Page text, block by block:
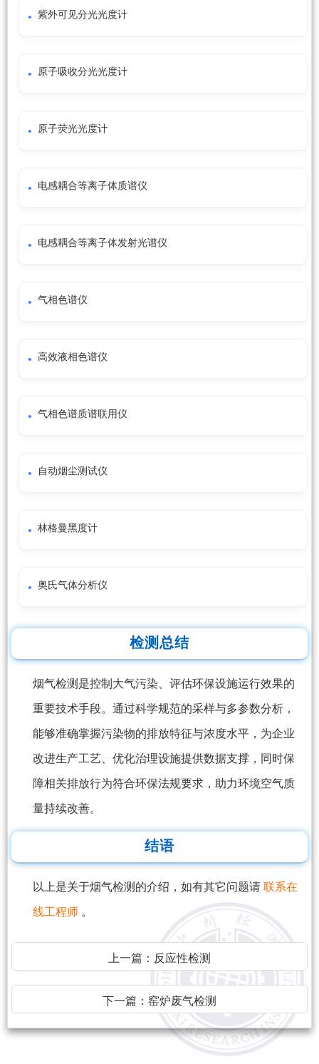
紫外可见分光光度计
原子吸收分光光度计
原子荧光光度计
电感耦合等离子体质谱仪
电感耦合等离子体发射光谱仪
气相色谱仪
高效液相色谱仪
气相色谱质谱联用仪
自动烟尘测试仪
林格曼黑度计
奥氏气体分析仪
检测总结
烟气检测是控制大气污染、评估环保设施运行效果的
重要技术手段。通过科学规范的采样与多参数分析，
能够准确掌握污染物的排放特征与浓度水平，为企业
改进生产工艺、优化治理设施提供数据支撑，同时保
障相关排放行为符合环保法规要求，助力环境空气质
量持续改善。
结语
以上是关于烟气检测的介绍，如有其它问题请 联系在
线工程师 。
上一篇： 反应性检测
下一篇： 窑炉废气检测